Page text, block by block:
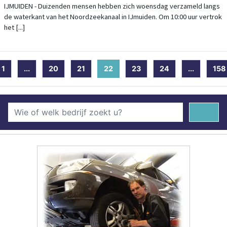
IJMUIDEN - Duizenden mensen hebben zich woensdag verzameld langs
de waterkant van het Noordzeekanaal in IJmuiden. Om 10:00 uur vertrok
het [...]
1 ... 20 21 22(current)
23 24 ... 158